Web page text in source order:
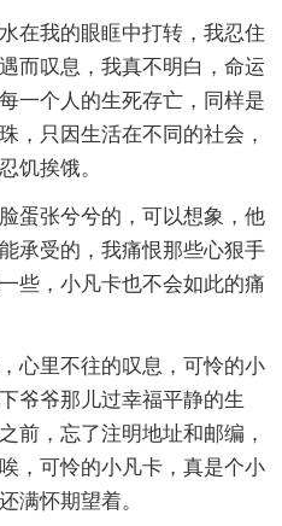
在我的眼眶中打转，我忍住
而叹息，我真不明白，命运
一个人的生死存亡，同样是
，只因生活在不同的社会，
饥挨饿。
蛋张兮兮的，可以想象，他
承受的，我痛恨那些心狠手
些，小凡卡也不会如此的痛
心里不往的叹息，可怜的小
爷爷那儿过幸福平静的生
前，忘了注明地址和邮编，
，可怜的小凡卡，真是个小
满怀期望着。